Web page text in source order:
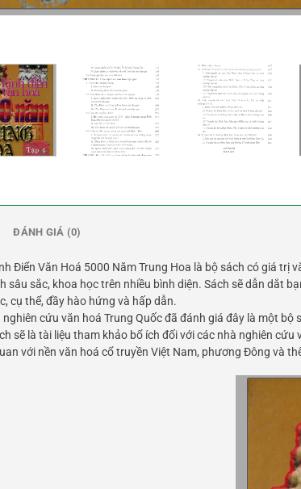
ĐÁNH GIÁ (0)
Điển Văn Hoá 5000 Năm Trung Hoa là bộ sách có giá
sâu sắc, khoa học trên nhiều bình diện. Sách sẽ dẫn dắt
cụ thể, đầy hào hứng và hấp dẫn.
nghiên cứu văn hoá Trung Quốc đã đánh giá đây là một
sẽ là tài liệu tham khảo bổ ích đối với các nhà nghiên
với nền văn hoá cổ truyền Việt Nam, phương Đông và